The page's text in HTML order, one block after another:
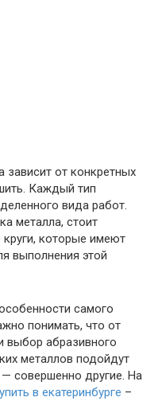
зависит от конкретных
Каждый тип
вида работ.
металла, стоит
которые имеют
выполнения этой
самого
понимать, что от
выбор абразивного
металлов подойдут
совершенно другие. На
в екатеринбурге –